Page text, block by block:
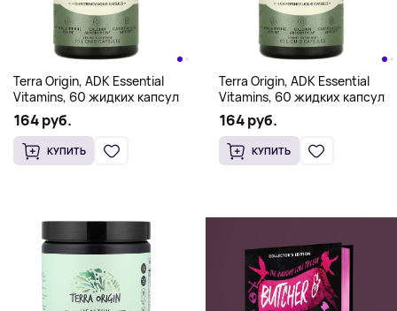
Terra Origin, ADK Essential
Vitamins, 60 жидких капсул
164 руб.
КУПИТЬ
Terra Origin, ADK Essential
Vitamins, 60 жидких капсул
164 руб.
КУПИТЬ